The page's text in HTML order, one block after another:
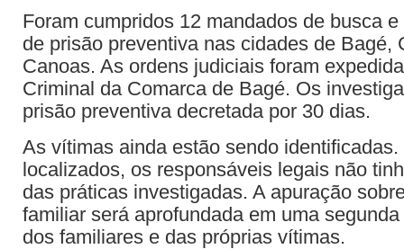
Foram cumpridos 12 mandados de busca
de prisão preventiva nas cidades de Bagé,
Canoas. As ordens judiciais foram
Criminal da Comarca de Bagé. Os
prisão preventiva decretada por 30 dias.
As vítimas ainda estão sendo
localizados, os responsáveis legais não
das práticas investigadas. A apuração
familiar será aprofundada em uma
dos familiares e das próprias vítimas.